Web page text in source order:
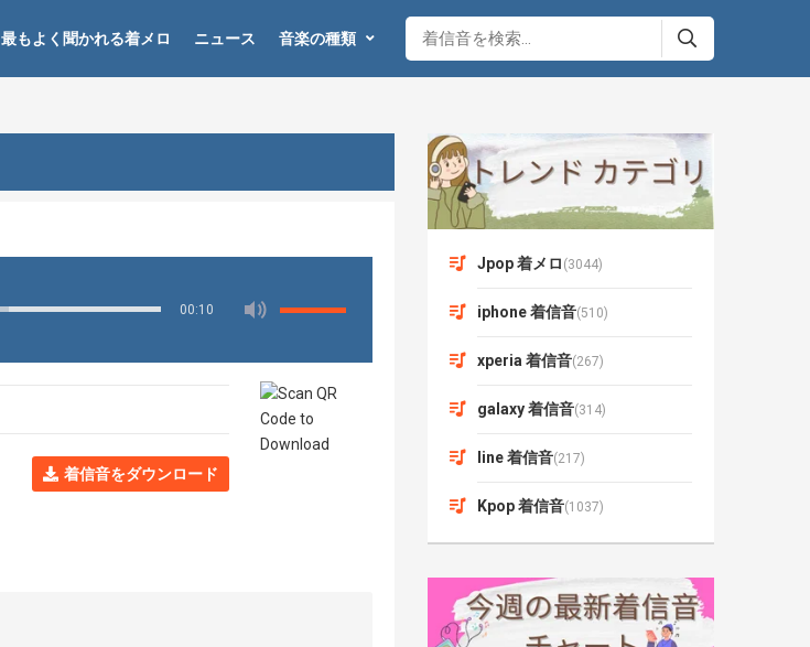
最もよく聞かれる着メロ ニュース 音楽の種類
00:10
着信音をダウンロード
Jpop 着メロ (3044)
iphone 着信音(510)
xperia 着信音(267)
galaxy 着信音(314)
line 着信音(217)
Kpop 着信音(1037)